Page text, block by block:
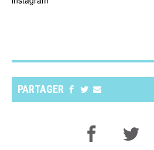
PARTAGER